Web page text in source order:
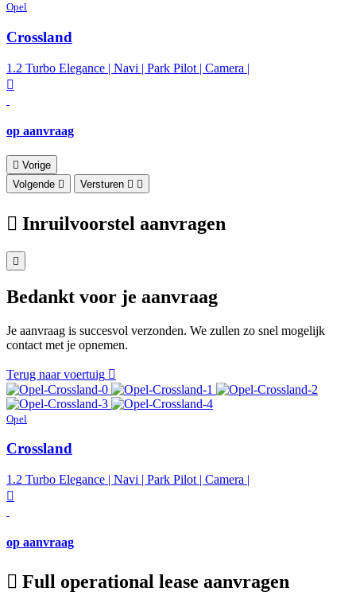
Opel
Crossland
1.2 Turbo Elegance | Navi | Park Pilot | Camera |
op aanvraag
Vorige
Volgende
Versturen
Inruilvoorstel aanvragen
Bedankt voor je aanvraag
Je aanvraag is succesvol verzonden. We zullen zo snel mogelijk
contact met je opnemen.
Terug naar voertuig
Opel
Crossland
1.2 Turbo Elegance | Navi | Park Pilot | Camera |
op aanvraag
Full operational lease aanvragen